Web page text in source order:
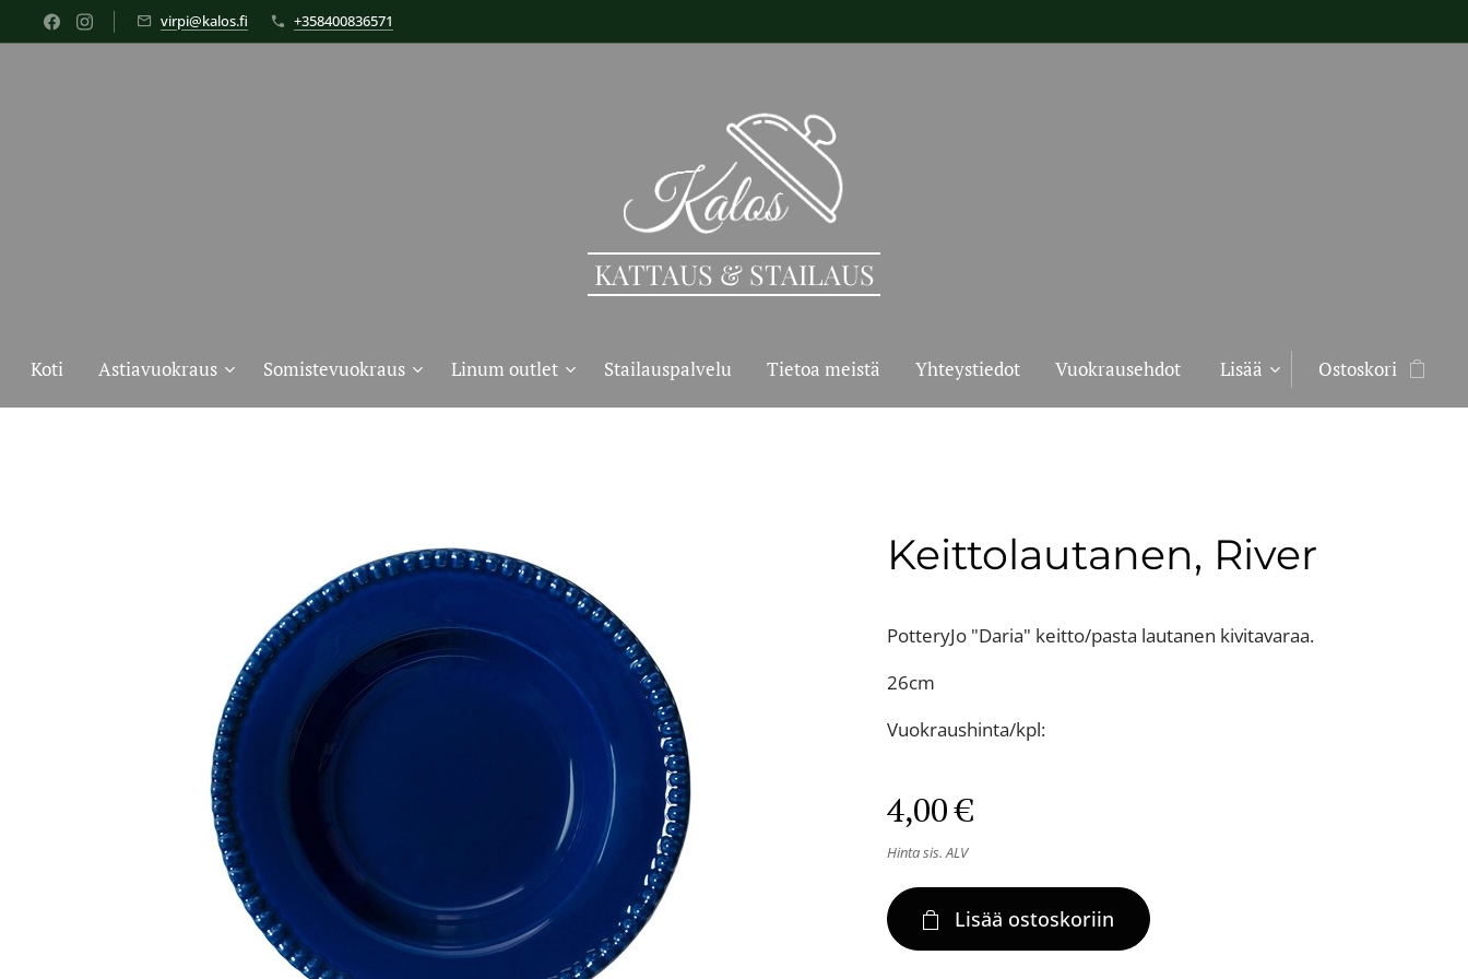
virpi@kalos.fi +358400836571
KATTAUS & STAILAUS
Koti Astiavuokraus Somistevuokraus Linum outlet Stailauspalvelu Tietoa meistä Yhteystiedot Vuokrausehdot Lisää Ostoskori
Keittolautanen, River
PotteryJo "Daria" keitto/pasta lautanen kivitavaraa.
26cm
Vuokraushinta/kpl:
4,00€
Hinta sis. ALV
Lisää ostoskoriin